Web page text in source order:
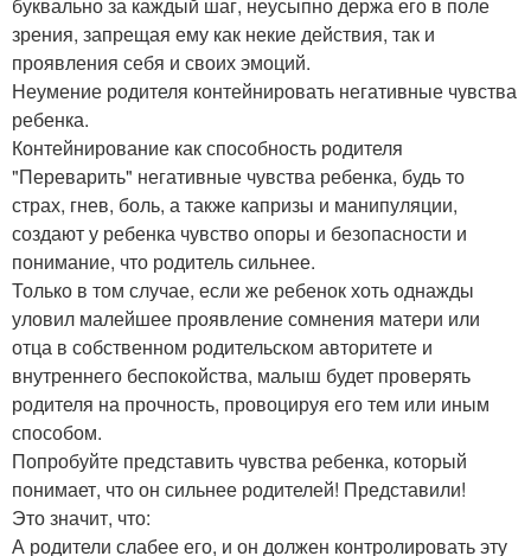
зрения, запрещая ему как некие действия, так и
проявления себя и своих эмоций.
Неумение родителя контейнировать негативные чувства
ребенка.
Контейнирование как способность родителя
"Переварить" негативные чувства ребенка, будь то
страх, гнев, боль, а также капризы и манипуляции,
создают у ребенка чувство опоры и безопасности и
понимание, что родитель сильнее.
Только в том случае, если же ребенок хоть однажды
уловил малейшее проявление сомнения матери или
отца в собственном родительском авторитете и
внутреннего беспокойства, малыш будет проверять
родителя на прочность, провоцируя его тем или иным
способом.
Попробуйте представить чувства ребенка, который
понимает, что он сильнее родителей! Представили!
Это значит, что:
А родители слабее его, и он должен контролировать эту